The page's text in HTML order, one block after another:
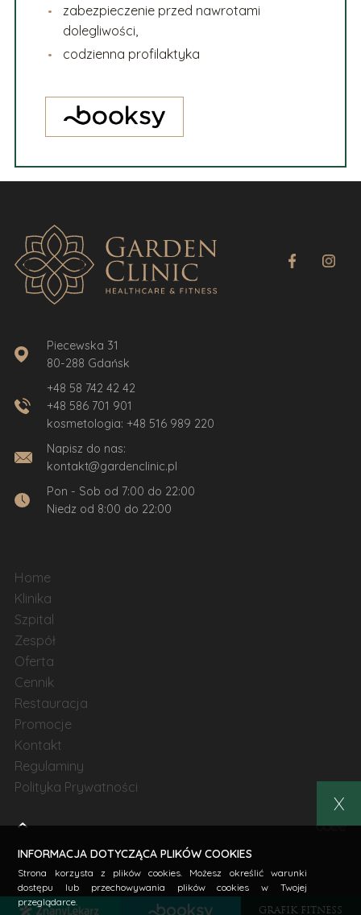
GRAFIK FITNESS
zabezpieczenie przed nawrotami
dolegliwości,
codzienna profilaktyka
Piecewska 31
80-288 Gdańsk
+48 58 742 42 42
+48 586 701 901
kosmetologia: +48 516 989 220
Napisz do nas:
kontakt@gardenclinic.pl
Pon - Sob od 7:00 do 22:00
Niedz od 8:00 do 22:00
Home
Klinika
Szpital
Zespół
Oferta
Cennik
Restauracja
Promocje
Kontakt
Regulaminy
Polityka Prywatności
X
INFORMACJA DOTYCZĄCA PLIKÓW COOKIES
Strona korzysta z plików cookies. Możesz określić warunki
dostępu lub przechowywania plików cookies w Twojej
przeglądarce.